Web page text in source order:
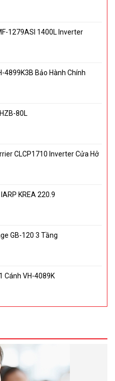
1279ASI 1400L Inverter
4899K3B Bảo Hành Chính
80L
CLCP1710 Inverter Cửa Hở
KREA 220.9
GB-120 3 Tầng
Cánh VH-4089K